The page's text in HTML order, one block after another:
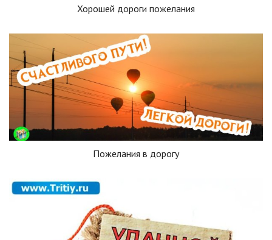
Хорошей дороги пожелания
Пожелания в дорогу